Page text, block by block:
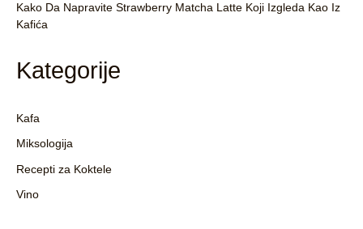
Kako Da Napravite Strawberry Matcha Latte Koji Izgleda Kao Iz
Kafića
Kategorije
Kafa
Miksologija
Recepti za Koktele
Vino